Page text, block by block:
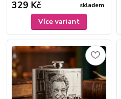
329 Kč skladem
Více variant